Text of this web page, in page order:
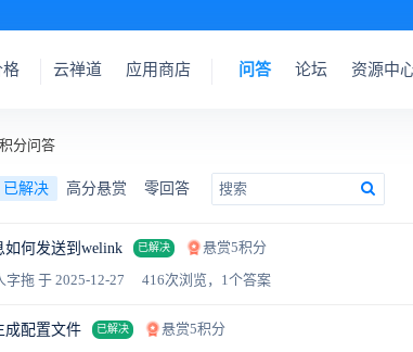
格 云禅道 应用商店 问答 论坛 资源中
积分问答
已解决 高分悬赏 零回答
如何发送到welink 已解决
悬赏5积分
字拖 于 2025-12-27 416次浏览，1个答案
成配置文件 已解决
悬赏5积分